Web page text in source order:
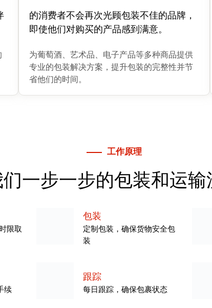
的消费者不会再次光顾包装不佳的品牌，
即使他们对购买的产品感到满意。
为葡萄酒、艺术品、电子产品等多种商品提供
专业的包装解决方案，提升包装的完整性并节
省他们的时间。
工作原理
一步一步的包装和运输
限取
包装
定制包装，确保货物安全包
装
续
跟踪
每日跟踪，确保包裹状态